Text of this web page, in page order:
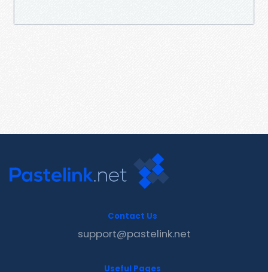
Contact Us
support@pastelink.net
Useful Pages